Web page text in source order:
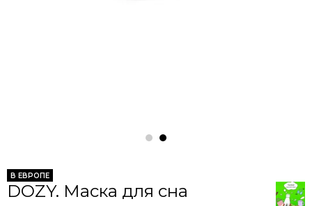
В ЕВРОПЕ
DOZY. Маска для сна